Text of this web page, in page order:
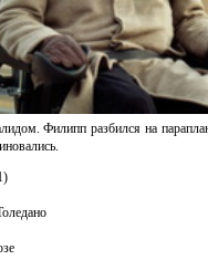
Филипп разбился на